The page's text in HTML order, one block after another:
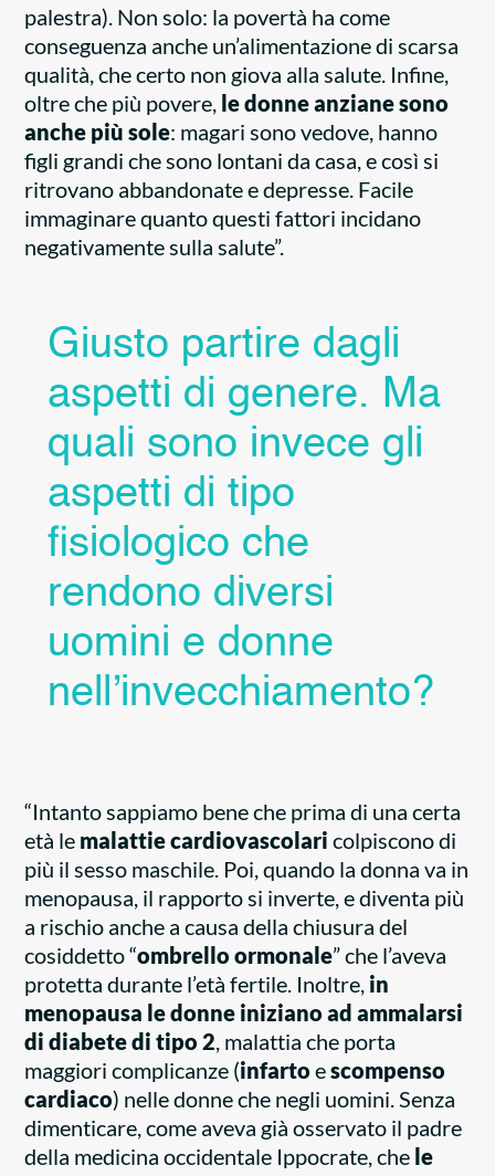
palestra). Non solo: la povertà ha come
conseguenza anche un’alimentazione di scarsa
qualità, che certo non giova alla salute. Infine,
oltre che più povere, le donne anziane sono
anche più sole: magari sono vedove, hanno
figli grandi che sono lontani da casa, e così si
ritrovano abbandonate e depresse. Facile
immaginare quanto questi fattori incidano
negativamente sulla salute”.
Giusto partire dagli
aspetti di genere. Ma
quali sono invece gli
aspetti di tipo
fisiologico che
rendono diversi
uomini e donne
nell’invecchiamento?
“Intanto sappiamo bene che prima di una certa
età le malattie cardiovascolari colpiscono di
più il sesso maschile. Poi, quando la donna va in
menopausa, il rapporto si inverte, e diventa più
a rischio anche a causa della chiusura del
cosiddetto “ombrello ormonale” che l’aveva
protetta durante l’età fertile. Inoltre, in
menopausa le donne iniziano ad ammalarsi
di diabete di tipo 2, malattia che porta
maggiori complicanze (infarto escompenso
cardiaco) nelle donne che negli uomini. Senza
dimenticare, come aveva già osservato il padre
della medicina occidentale Ippocrate, che le